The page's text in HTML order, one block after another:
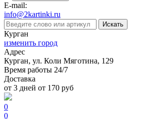
E-mail:
info@2kartinki.ru
Искать
Курган
изменить город
Адрес
Курган, ул. Коли Мяготина, 129
Время работы 24/7
Доставка
от 3 дней от 170 руб
0
0